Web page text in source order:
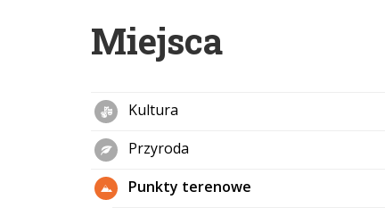
Miejsca
Kultura
Przyroda
Punkty terenowe